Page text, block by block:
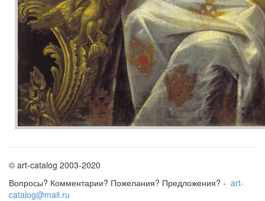
© art-catalog 2003-2020
Вопросы? Комментарии? Пожелания? Предложения? - art-
catalog@mail.ru